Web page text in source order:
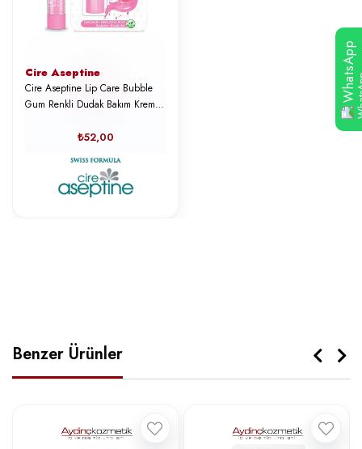
Cire Aseptine
Cire Aseptine Lip Care Bubble
Gum Renkli Dudak Bakım Kremi
₺52,00
Benzer Ürünler
WhatsApp